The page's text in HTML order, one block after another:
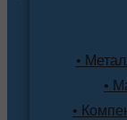
•
•
•